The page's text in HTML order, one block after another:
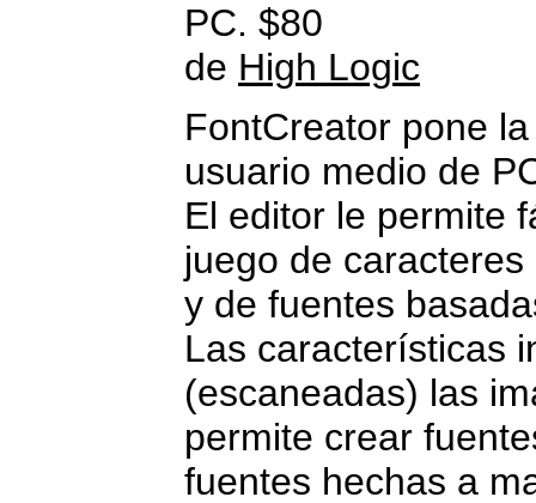
PC. $80
de High Logic
FontCreator pone
usuario medio de
El editor le permite
juego de
y de fuentes
Las características
(escaneadas) las
permite crear
fuentes hechas a